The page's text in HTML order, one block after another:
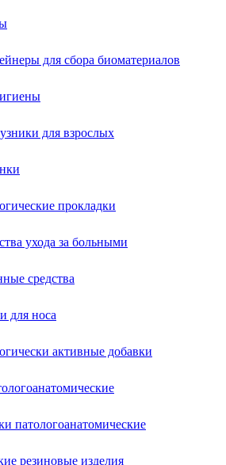
для сбора биоматериалов
для взрослых
прокладки
ухода за больными
средства
для носа
активные добавки
патологоанатомические
резиновые изделия